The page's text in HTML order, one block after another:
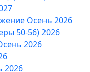
Осень 2026
50-56) 2026
2026
2026